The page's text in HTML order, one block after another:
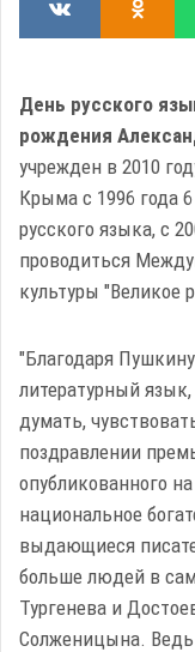
День русского
рождения
учрежден в 2010
Крыма с 1996 года
русского языка, с
проводиться
культуры "Великое
"Благодаря
литературный
думать,
поздравлении
опубликованного
национальное
выдающиеся
больше людей в
Тургенева и
Солженицына. Ведь